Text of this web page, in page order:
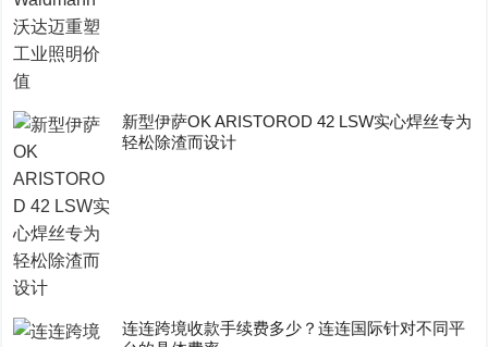
新型伊萨OK ARISTOROD 42 LSW实心焊丝专为
轻松除渣而设计
连连跨境收款手续费多少？连连国际针对不同平